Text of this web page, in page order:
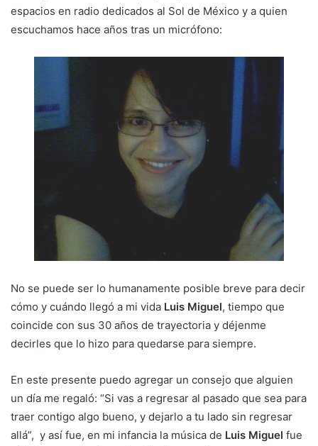
espacios en radio dedicados al Sol de México y a quien
escuchamos hace años tras un micrófono:
No se puede ser lo humanamente posible breve para decir
cómo y cuándo llegó a mi vida Luis Miguel, tiempo que
coincide con sus 30 años de trayectoria y déjenme
decirles que lo hizo para quedarse para siempre.
En este presente puedo agregar un consejo que alguien
un día me regaló: “Si vas a regresar al pasado que sea para
traer contigo algo bueno, y dejarlo a tu lado sin regresar
allá”, y así fue, en mi infancia la música de Luis Miguel fue